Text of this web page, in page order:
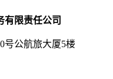
有限责任公司
号公航旅大厦5楼